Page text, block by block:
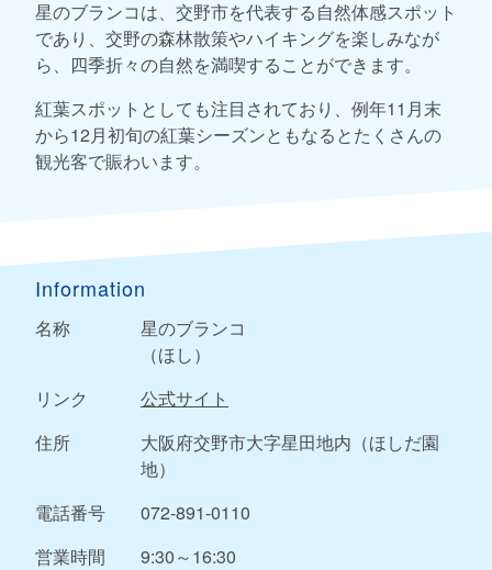
星のブランコは、交野市を代表する自然体感スポット
であり、交野の森林散策やハイキングを楽しみなが
ら、四季折々の自然を満喫することができます。
紅葉スポットとしても注目されており、例年11月末
から12月初旬の紅葉シーズンともなるとたくさんの
観光客で賑わいます。
Information
名称
星のブランコ
（ほし）
リンク
公式サイト
住所
大阪府交野市大字星田地内（ほしだ園
地）
電話番号
072-891-0110
営業時間
9:30～16:30